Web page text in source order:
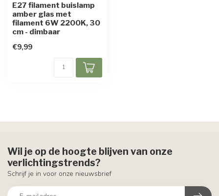
E27 filament buislamp
amber glas met
filament 6W 2200K, 30
cm - dimbaar
€9,99
Wil je op de hoogte blijven van onze
verlichtingstrends?
Schrijf je in voor onze nieuwsbrief